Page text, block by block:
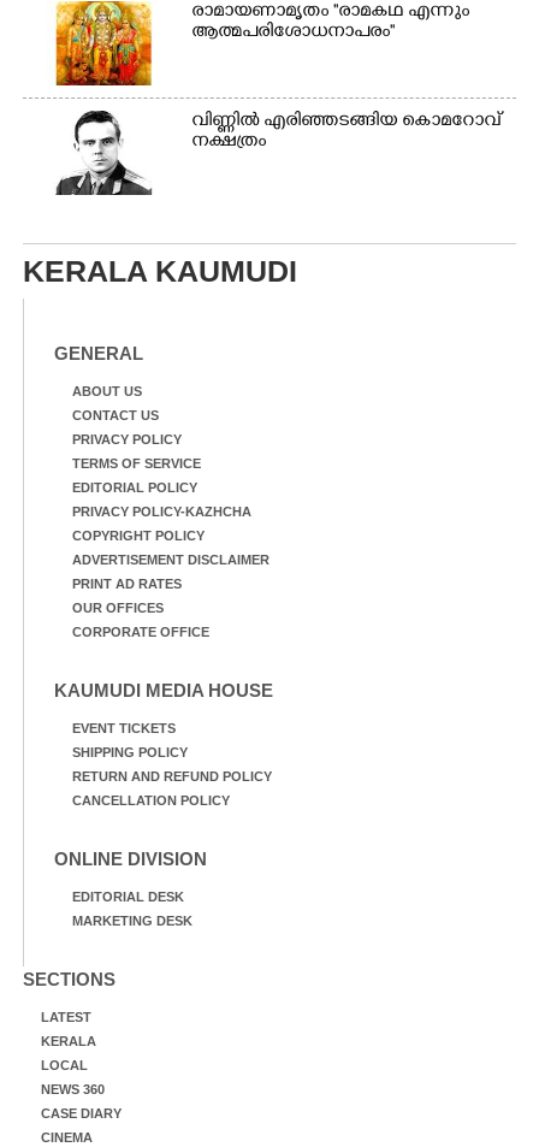
രാമായണാമൃതം ''രാമകഥ എന്നും
ആത്മപരിശോധനാപരം''
വി​ണ്ണി​ൽ​ ​എ​രി​ഞ്ഞ​ട​ങ്ങിയ കൊ​മ​റോ​വ് ​
ന​ക്ഷ​ത്രം
KERALA KAUMUDI
GENERAL
ABOUT US
CONTACT US
PRIVACY POLICY
TERMS OF SERVICE
EDITORIAL POLICY
PRIVACY POLICY-KAZHCHA
COPYRIGHT POLICY
ADVERTISEMENT DISCLAIMER
PRINT AD RATES
OUR OFFICES
CORPORATE OFFICE
KAUMUDI MEDIA HOUSE
EVENT TICKETS
SHIPPING POLICY
RETURN AND REFUND POLICY
CANCELLATION POLICY
ONLINE DIVISION
EDITORIAL DESK
MARKETING DESK
SECTIONS
LATEST
KERALA
LOCAL
NEWS 360
CASE DIARY
CINEMA